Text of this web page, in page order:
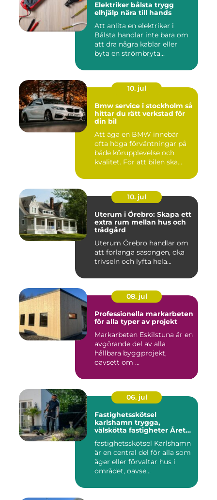
Elektriker bålsta trygg
elhjälp nära till hands
Att anlita en elektriker i
Bålsta handlar inte bara om
att dra några kablar eller
byta en strömbryta...
10. jul
Bmw service i stockholm så
hittar du rätt verkstad för
din bil
Att äga en BMW innebär
ofta höga förväntningar på
både körupplevelse och
kvalitet. För att bilen ska...
10. jul
Uterum i Örebro: Skapa ett
extra rum mellan hus och
trädgård
Uterum Örebro handlar om
att förlänga säsongen, öka
trivseln och lyfta hela...
08. jul
Professionella markarbeten
för alla typer av projekt
Markarbeten Eskilstuna är en
avgörande del av alla
hållbara byggprojekt,
oavsett om ...
06. jul
Fastighetsskötsel
karlshamn trygga,
välskötta fastigheter Året
fastighetsskötsel Karlshamn
är en central del för alla som
äger eller förvaltar hus i
området, oavse...